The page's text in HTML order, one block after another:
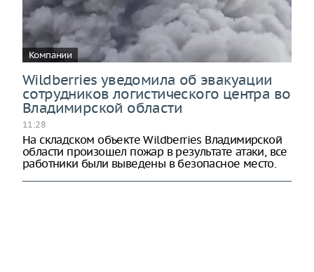
Компании
Wildberries уведомила об эвакуации
сотрудников логистического центра во
Владимирской области
11:28
На складском объекте Wildberries Владимирской
области произошел пожар в результате атаки, все
работники были выведены в безопасное место.